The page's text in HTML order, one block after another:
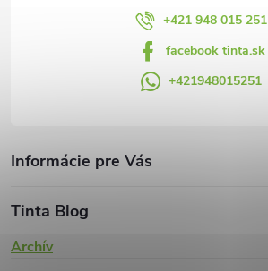
+421 948 015 251
facebook tinta.sk
+421948015251
Informácie pre Vás
Tinta Blog
Archív